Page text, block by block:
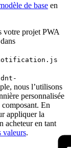
de base en
votre projet PWA
dans
nous l’utilisons
personnalisée
composant. En
appliquer la
acheteur en tant
valeurs.